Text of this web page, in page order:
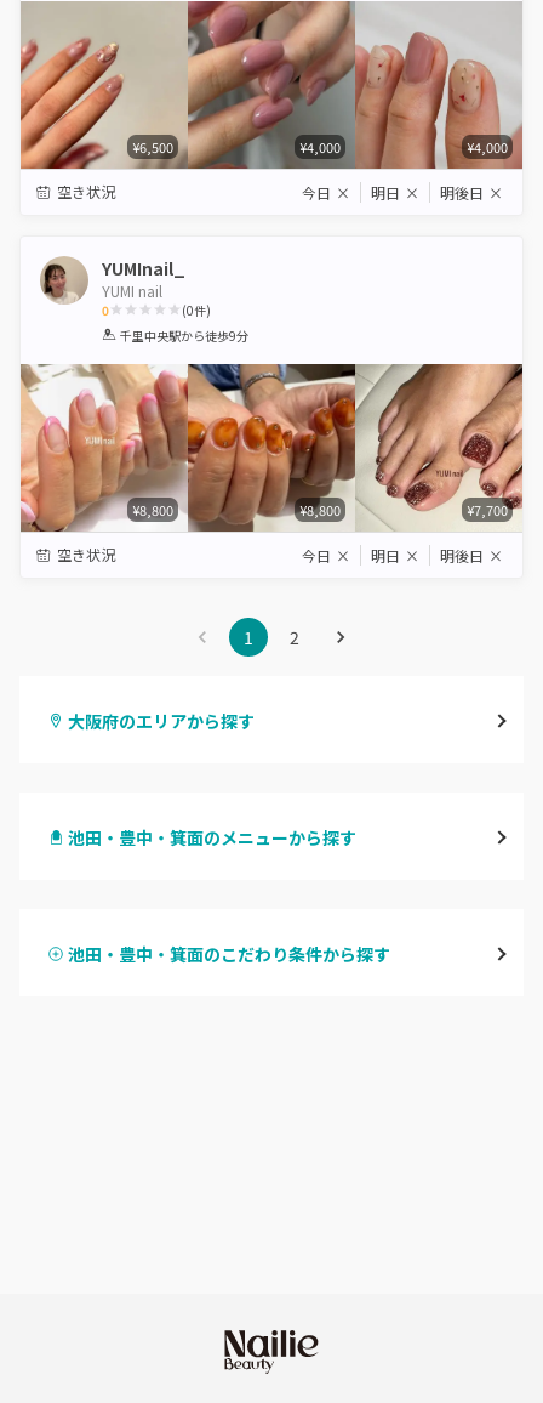
¥6,500 ¥4,000 ¥4,000
空き状況 今日 × 明日 × 明後日 ×
YUMInail_
YUMI nail
0
1 2 3 4 5
(0件)
千里中央駅から徒歩9分
¥8,800 ¥8,800 ¥7,700
空き状況 今日 × 明日 × 明後日 ×
1 2
大阪府のエリアから探す
心斎橋・南船場・アメ村
池田・豊中・箕面のメニューから探す
池田・豊中・箕面のこだわり条件から探す